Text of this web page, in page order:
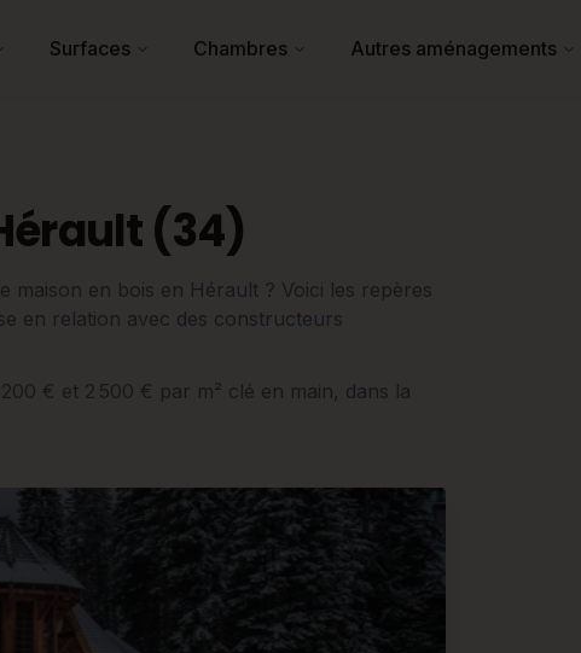
Surfaces Chambres Autres aménagements
(34)
en bois en Hérault ? Voici les repères
en relation avec des constructeurs
€ et 2 500 € par m² clé en main, dans la